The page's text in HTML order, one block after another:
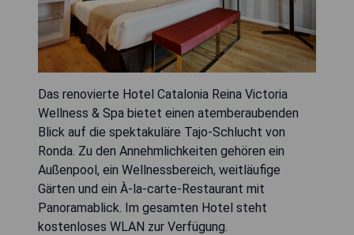
Das renovierte Hotel Catalonia Reina Victoria
Wellness & Spa bietet einen atemberaubenden
Blick auf die spektakuläre Tajo-Schlucht von
Ronda. Zu den Annehmlichkeiten gehören ein
Außenpool, ein Wellnessbereich, weitläufige
Gärten und ein À-la-carte-Restaurant mit
Panoramablick. Im gesamten Hotel steht
kostenloses WLAN zur Verfügung.